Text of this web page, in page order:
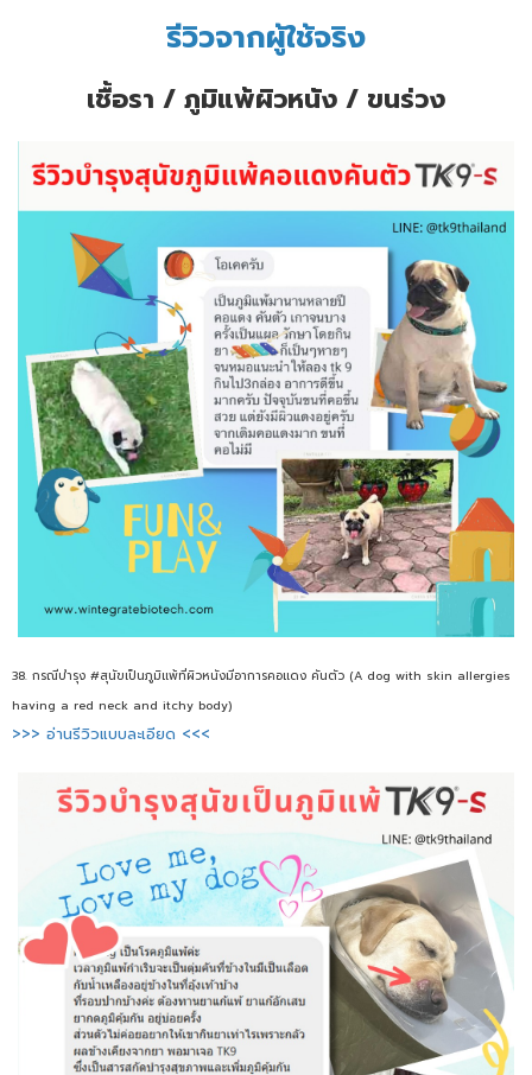
รีวิวจากผู้ใช้จริง
เชื้อรา / ภูมิแพ้ผิวหนัง / ขนร่วง
38. กรณีบำรุง #สุนัขเป็นภูมิแพ้ที่ผิวหนังมีอาการคอแดง คันตัว (A dog with skin allergies
having a red neck and itchy body)
>>> อ่านรีวิวแบบละเอียด <<<